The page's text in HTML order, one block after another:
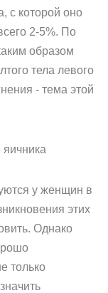
с которой оно
2-5%. По
образом
тела левого
- тема этой
у женщин в
этих
Однако
только